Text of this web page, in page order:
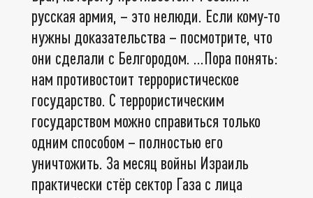
русская армия, – это нелюди. Если кому-то
нужны доказательства – посмотрите, что
они сделали с Белгородом. ...Пора понять:
нам противостоит террористическое
государство. С террористическим
государством можно справиться только
одним способом – полностью его
уничтожить. За месяц войны Израиль
практически стёр сектор Газа с лица